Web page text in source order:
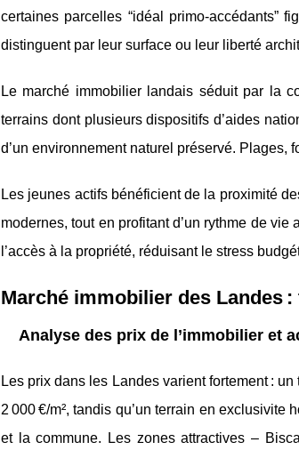
certaines parcelles “idéal primo-accédants”
distinguent par leur surface ou leur liberté
Le marché immobilier landais séduit par la
terrains dont plusieurs dispositifs d’aides
d’un environnement naturel préservé. Plages,
Les jeunes actifs bénéficient de la proximité
modernes, tout en profitant d’un rythme de
l’accès à la propriété, réduisant le stress
Marché immobilier des Landes
Analyse des prix de l’immobilier et
Les prix dans les Landes varient fortement :
2 000 €/m², tandis qu’un terrain en
et la commune. Les zones attractives –